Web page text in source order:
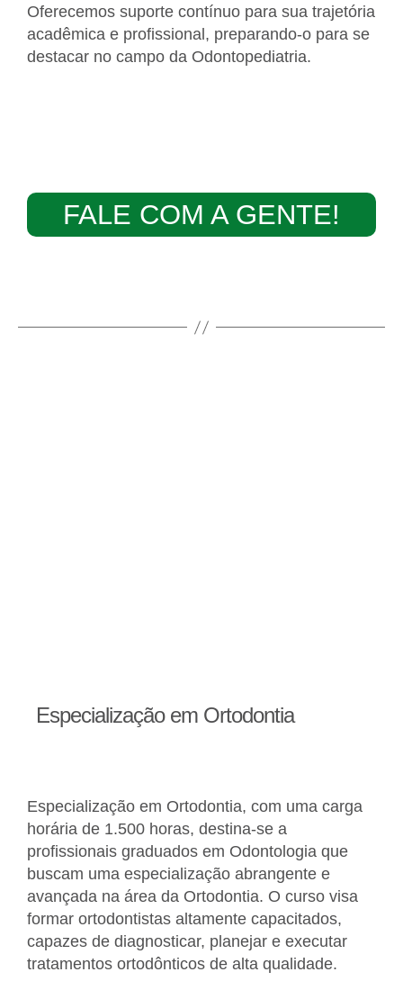
Oferecemos suporte contínuo para sua trajetória
acadêmica e profissional, preparando-o para se
destacar no campo da Odontopediatria.
FALE COM A GENTE!
Especialização em Ortodontia
Especialização em Ortodontia, com uma carga
horária de 1.500 horas, destina-se a
profissionais graduados em Odontologia que
buscam uma especialização abrangente e
avançada na área da Ortodontia. O curso visa
formar ortodontistas altamente capacitados,
capazes de diagnosticar, planejar e executar
tratamentos ortodônticos de alta qualidade.